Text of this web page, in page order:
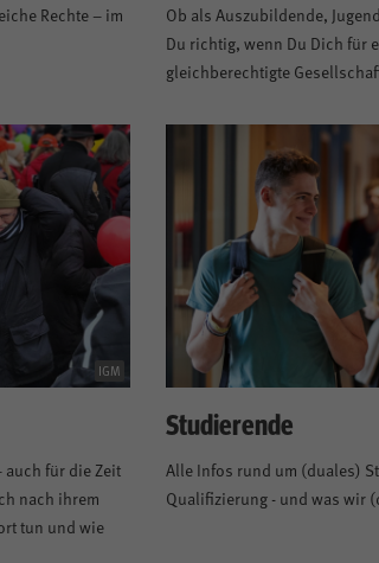
Rechte – im
Ob als Auszubildende,
Du richtig, wenn Du Dich für
gleichberechtigte
IGM
auch für die Zeit
nach ihrem
tun und wie
Studierende
Alle Infos rund um (duales)
Qualifizierung - und was wir